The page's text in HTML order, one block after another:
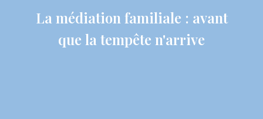
La médiation familiale : avant
que la tempête n'arrive